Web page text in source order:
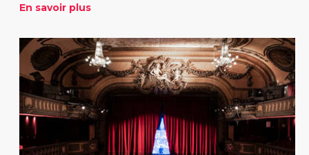
En savoir plus